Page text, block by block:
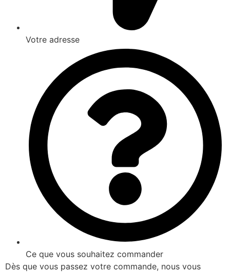
Votre adresse
Ce que vous souhaitez commander
Dès que vous passez votre commande, nous vous